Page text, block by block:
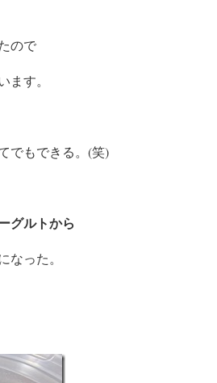
ので
ます。
でもできる。(笑)
グルトから
なった。